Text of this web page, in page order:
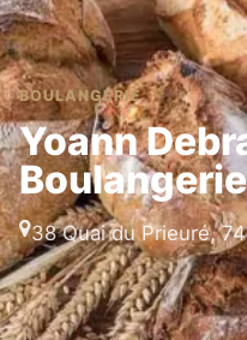
BOULANGERIE
Yoann
38 Quai du Prieuré,